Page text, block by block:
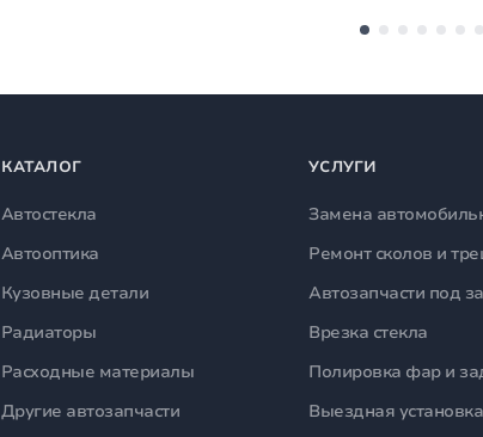
КАТАЛОГ
Автостекла
Автооптика
Кузовные детали
Радиаторы
Расходные материалы
Другие автозапчасти
УСЛУГИ
Замена
Ремонт сколов и
Автозапчасти под
Врезка стекла
Полировка фар и
Выездная